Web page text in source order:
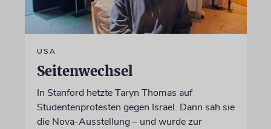
USA
Seitenwechsel
In Stanford hetzte Taryn Thomas auf
Studentenprotesten gegen Israel. Dann sah sie
die Nova-Ausstellung – und wurde zur